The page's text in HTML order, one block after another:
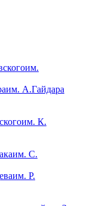
им.
им. А.Гайдара
им. К.
им. С.
им. Р.